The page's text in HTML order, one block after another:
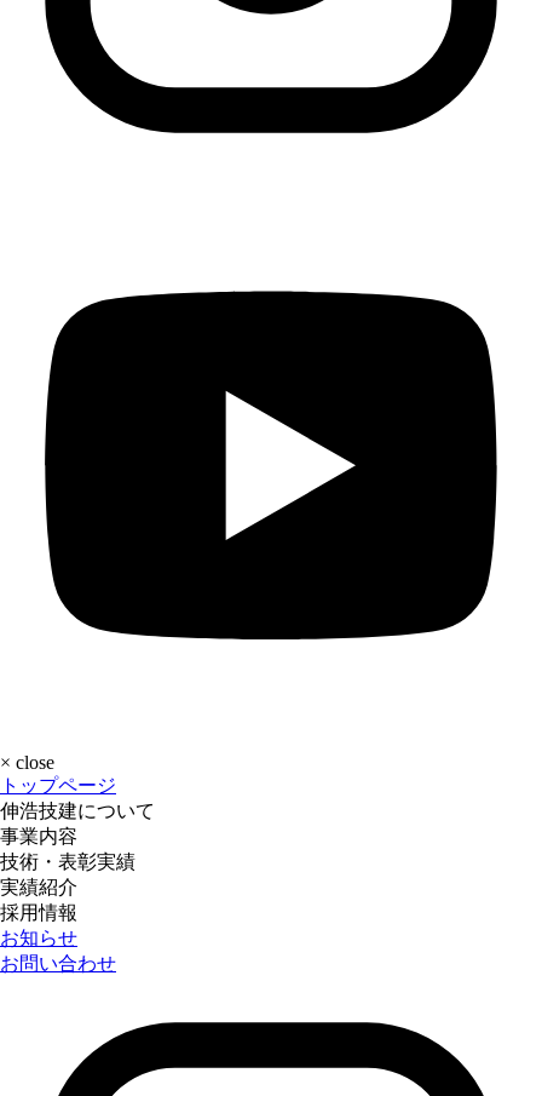
× close
トップページ
伸浩技建について
事業内容
技術・表彰実績
実績紹介
採用情報
お知らせ
お問い合わせ